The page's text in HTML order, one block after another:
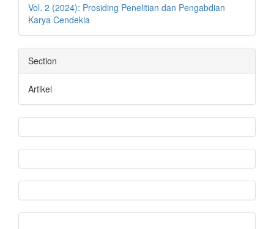
Vol. 2 (2024): Prosiding Penelitian dan Pengabdian
Karya Cendekia
Section
Artikel